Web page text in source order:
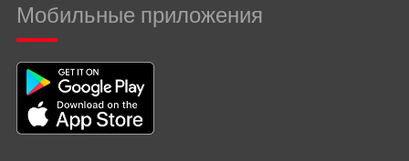
Мобильные приложения